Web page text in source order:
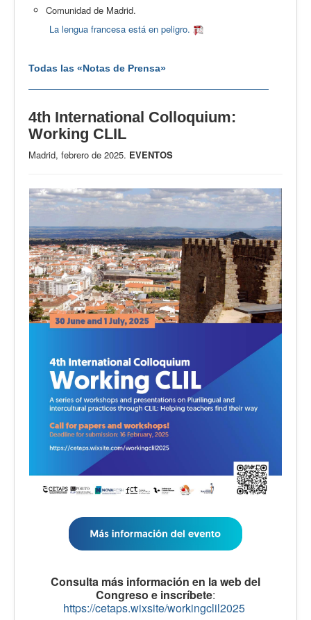
Comunidad de Madrid.
La lengua francesa está en peligro.
Todas las «Notas de Prensa»
4th International Colloquium:
Working CLIL
Madrid, febrero de 2025. EVENTOS
Consulta más información en la web del
Congreso e inscríbete:
https://cetaps.wixsite/workingclil2025